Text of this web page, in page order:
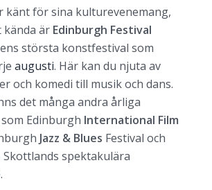
känt för sina kulturevenemang,
kända är Edinburgh Festival
största konstfestival som
augusti. Här kan du njuta av
och komedi till musik och dans.
det många andra årliga
Edinburgh International Film
Jazz & Blues Festival och
Skottlands spektakulära